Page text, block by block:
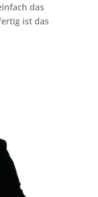
das
ist das